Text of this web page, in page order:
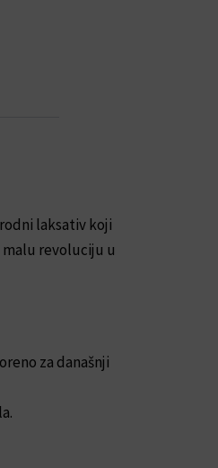
laksativ koji
malu revoluciju u
za današnji